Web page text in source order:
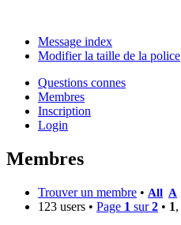
Message index
Modifier la taille de la police
Questions connes
Membres
Inscription
Login
Membres
Trouver un membre • All A
123 users • Page 1 sur2 • 1,